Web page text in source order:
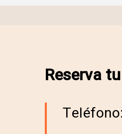
Reserva